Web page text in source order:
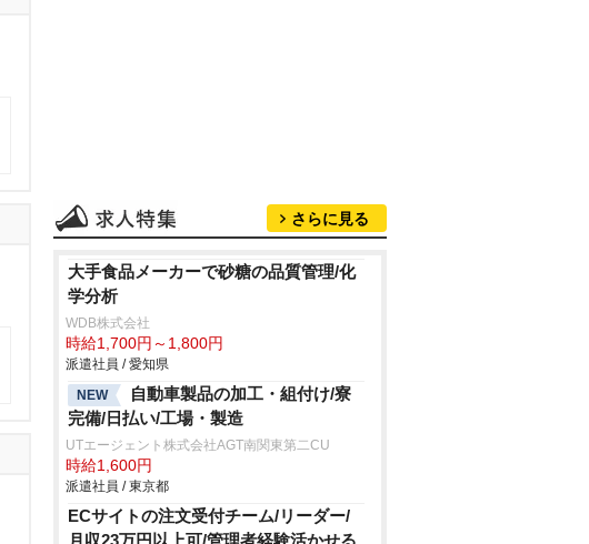
さらに見る
大手食品メーカーで砂糖の品質管理/化
学分析
WDB株式会社
時給1,700円～1,800円
派遣社員 / 愛知県
NEW
自動車製品の加工・組付け/寮
完備/日払い/工場・製造
UTエージェント株式会社AGT南関東第二CU
時給1,600円
派遣社員 / 東京都
ECサイトの注文受付チーム/リーダー/
月収23万円以上可/管理者経験活かせる